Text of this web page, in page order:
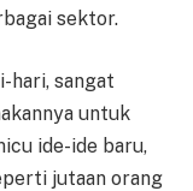
sektor.
hari, sangat
untuk
ide-ide baru,
jutaan orang